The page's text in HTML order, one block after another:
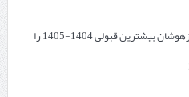
کدام آموزشگاه تیزهوشان بیشترین قبولی 1404-1405 را